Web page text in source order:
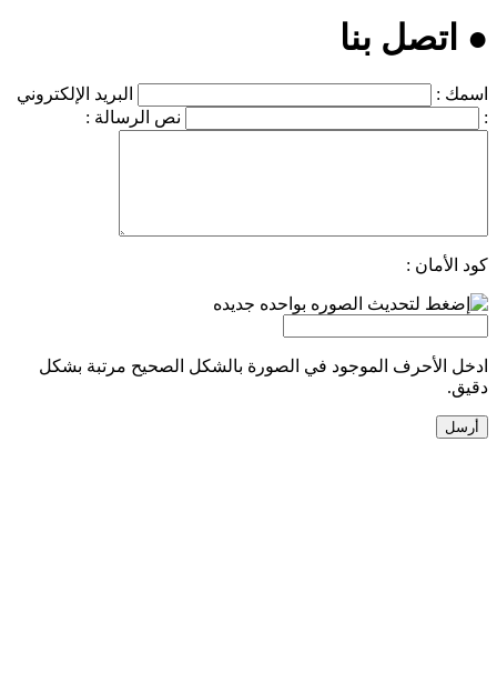
● اتصل بنا
اسمك :
البريد الإلكتروني
:
نص الرسالة :
كود الأمان :
ادخل الأحرف الموجود في الصورة بالشكل الصحيح مرتبة بشكل
دقيق.